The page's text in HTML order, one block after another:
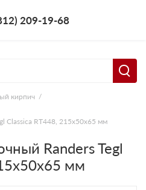
209-19-68
кирпич
Classica RT448, 215х50х65 мм
Randers Tegl
мм